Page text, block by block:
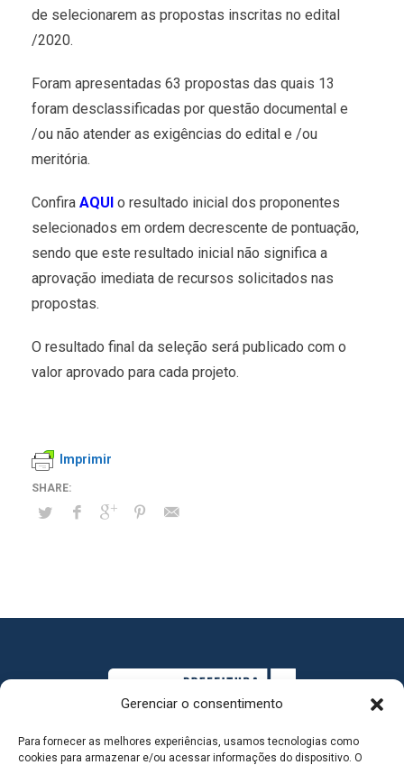
Gerenciar o consentimento
Para fornecer as melhores experiências, usamos tecnologias como
cookies para armazenar e/ou acessar informações do dispositivo. O
de selecionarem as propostas inscritas no edital
/2020.
Foram apresentadas 63 propostas das quais 13
foram desclassificadas por questão documental e
/ou não atender as exigências do edital e /ou
meritória.
Confira AQUI o resultado inicial dos proponentes
selecionados em ordem decrescente de pontuação,
sendo que este resultado inicial não significa a
aprovação imediata de recursos solicitados nas
propostas.
O resultado final da seleção será publicado com o
valor aprovado para cada projeto.
Imprimir